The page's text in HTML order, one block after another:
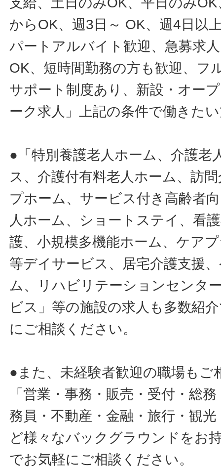
からOK、週3日～ OK、週4日以
パートアルバイト歓迎、急募求
OK、短時間勤務の方も歓迎、フ
サポート制度あり、新設・オー
ーク求人」上記の条件で働きた
●「特別養護老人ホーム、介護老
ス、介護付有料老人ホーム、訪
プホーム、サービス付き高齢者
人ホーム、ショートステイ、看
護、小規模多機能ホーム、ケア
等デイサービス、居宅介護支援
ム、リハビリテーションセンタ
ビス」等の施設の求人も多数紹
にご相談ください。
●また、未経験者歓迎の職場もご
「営業・事務・販売・受付・総
務員・不動産・金融・旅行・観
ど様々なバックグラウンドをお
でお気軽にご相談ください。